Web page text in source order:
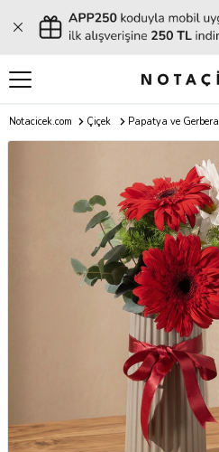
Notacicek.com Çiçek Papatya ve Gerbera